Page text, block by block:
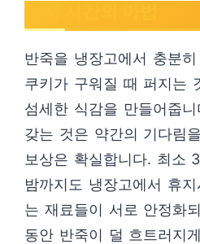
반죽을 냉장고에서 충분
쿠키가 구워질 때 퍼지는
섬세한 식감을 만들어줍
갖는 것은 약간의 기다림
보상은 확실합니다. 최소
밤까지도 냉장고에서 휴
는 재료들이 서로 안정화
동안 반죽이 덜 흐트러지